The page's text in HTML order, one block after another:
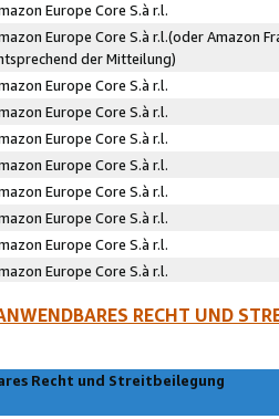
Europe Core S.à r.l.
Europe Core S.à r.l.(oder Amazon
der Mitteilung)
Europe Core S.à r.l.
Europe Core S.à r.l.
Europe Core S.à r.l.
Europe Core S.à r.l.
Europe Core S.à r.l.
Europe Core S.à r.l.
Europe Core S.à r.l.
Europe Core S.à r.l.
RECHT UND
Recht und Streitbeilegung